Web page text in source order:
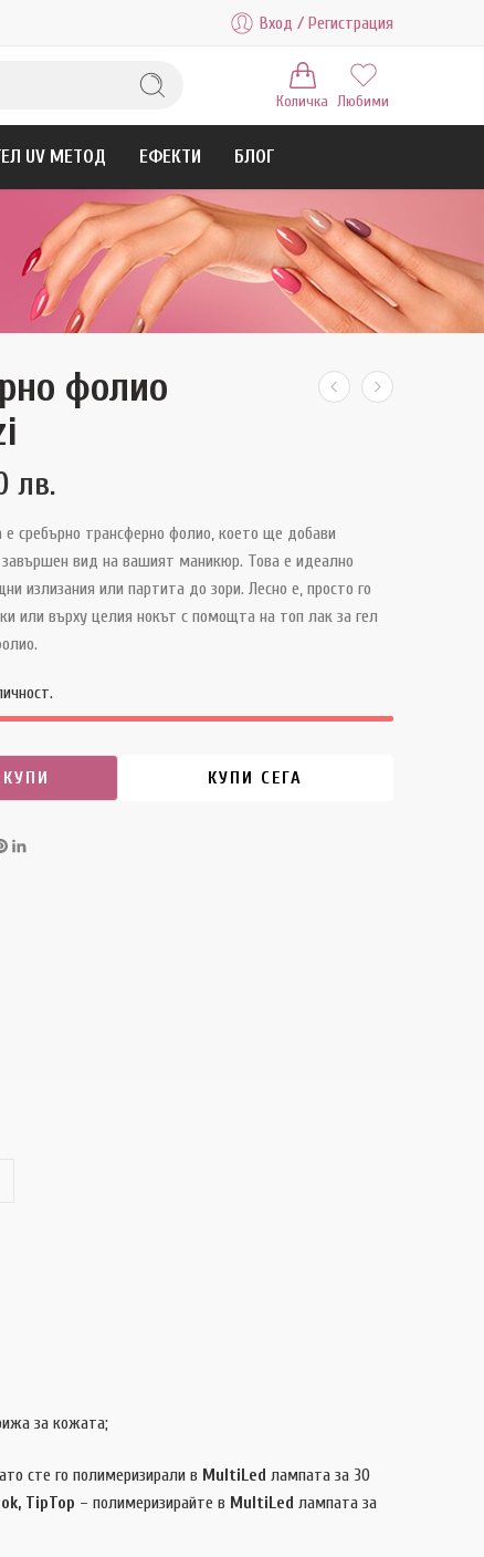
Вход / Регистрация
Количка Любими
UV МЕТОД ЕФЕКТИ БЛОГ
фолио
лв.
е сребърно трансферно фолио, което ще добави
завършен вид на вашият маникюр. Това е идеално
излизания или партита до зори. Лесно е, просто го
или върху целия нокът с помощта на топ лак за гел
КУПИ КУПИ СЕГА
за кожата;
сте го полимеризирали в MultiLed лампата за 30
TipTop – полимеризирайте в MultiLed лампата за